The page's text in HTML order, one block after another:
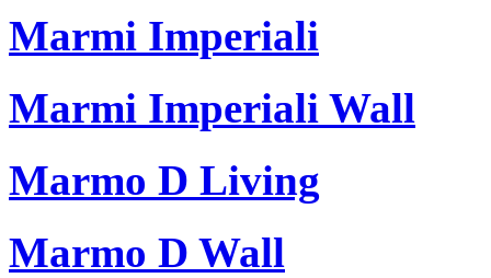
Marmi Imperiali
Marmi Imperiali Wall
Marmo D Living
Marmo D Wall